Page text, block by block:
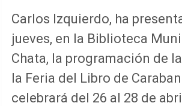
Carlos Izquierdo, ha
jueves, en la Biblioteca
Chata, la programación de
la Feria del Libro de
celebrará del 26 al 28 de